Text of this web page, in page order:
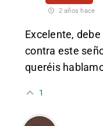
2 años hace
Excelente,
contra este
queréis
1